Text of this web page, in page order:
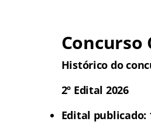
Concurso
Histórico do
2º Edital 2026
Edital publicado: